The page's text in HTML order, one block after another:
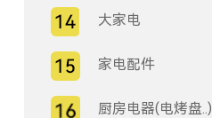
大家电
家电配件
厨房电器(电烤盘..)